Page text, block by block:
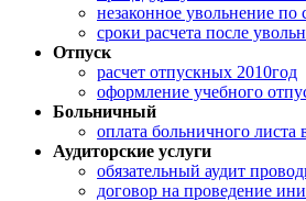
незаконное увольнение
сроки расчета после
Отпуск
расчет отпускных 2010год
оформление учебного
Больничный
оплата больничного листа
Аудиторские услуги
обязательный аудит
договор на проведение